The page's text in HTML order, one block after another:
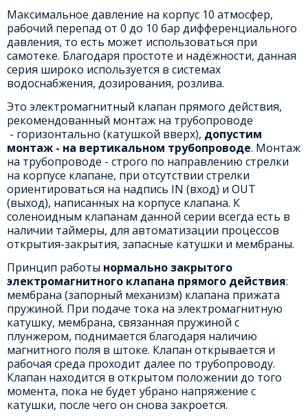
Максимальное давление на корпус 10 атмосфер,
рабочий перепад от 0 до 10 бар дифференциального
давления, то есть может использоваться при
самотеке. Благодаря простоте и надёжности, данная
серия широко используется в системах
водоснабжения, дозирования, розлива.
Это электромагнитный клапан прямого действия,
рекомендованный монтаж на трубопроводе
- горизонтально (катушкой вверх), допустим
монтаж - на вертикальном трубопроводе. Монтаж
на трубопроводе - строго по направлению стрелки
на корпусе клапане, при отсутствии стрелки
ориентироваться на надпись IN (вход) и OUT
(выход), написанных на корпусе клапана. К
соленоидным клапанам данной серии всегда есть в
наличии таймеры, для автоматизации процессов
открытия-закрытия, запасные катушки и мембраны.
Принцип работы нормально закрытого
электромагнитного клапана прямого действия:
мембрана (запорный механизм) клапана прижата
пружиной. При подаче тока на электромагнитную
катушку, мембрана, связанная пружиной с
плунжером, поднимается благодаря наличию
магнитного поля в штоке. Клапан открывается и
рабочая среда проходит далее по трубопроводу.
Клапан находится в открытом положении до того
момента, пока не будет убрано напряжение с
катушки, после чего он снова закроется.